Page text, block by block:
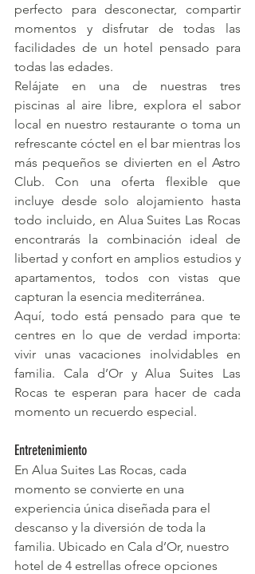
perfecto para desconectar, compartir
momentos y disfrutar de todas las
facilidades de un hotel pensado para
todas las edades.
Relájate en una de nuestras tres
piscinas al aire libre, explora el sabor
local en nuestro restaurante o toma un
refrescante cóctel en el bar mientras los
más pequeños se divierten en el Astro
Club. Con una oferta flexible que
incluye desde solo alojamiento hasta
todo incluido, en Alua Suites Las Rocas
encontrarás la combinación ideal de
libertad y confort en amplios estudios y
apartamentos, todos con vistas que
capturan la esencia mediterránea.
Aquí, todo está pensado para que te
centres en lo que de verdad importa:
vivir unas vacaciones inolvidables en
familia. Cala d’Or y Alua Suites Las
Rocas te esperan para hacer de cada
momento un recuerdo especial.
Entretenimiento
En Alua Suites Las Rocas, cada
momento se convierte en una
experiencia única diseñada para el
descanso y la diversión de toda la
familia. Ubicado en Cala d’Or, nuestro
hotel de 4 estrellas ofrece opciones